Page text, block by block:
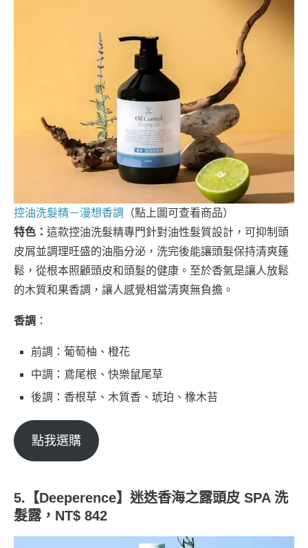
控油洗髮精－漫想香調
（點上圖可查看商品）
特色： 這款控油洗髮精專門針對油性髮質設計，可抑制頭
皮屑並調理旺盛的油脂分泌，洗完後能讓頭髮保持清爽蓬
鬆，從根本照顧頭皮和頭髮的健康。至於香氣是讓人放鬆
的木質和果香調，讓人感覺相當清爽無負擔。
香調 ：
前調：葡萄柚、橙花
中調：鳶尾根、快樂鼠尾草
後調：香根草、木質香、琥珀、橡木苔
點我選購
5.【Deeperence】迷迭香海之露頭皮 SPA 洗
髮露，NT$ 842